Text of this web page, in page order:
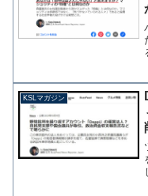
KSLマガジン